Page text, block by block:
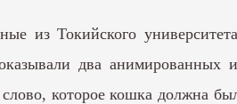
из Токийского
два анимированных
которое кошка должна